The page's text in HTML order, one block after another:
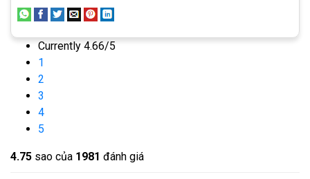
Loại máy bơm: Một số loại máy bơm yêu cầu
Ngân sách: Chi phí của đường ống có thể
Currently 4.66/5
1
2
3
4
5
4.75 sao của 1981 đánh giá